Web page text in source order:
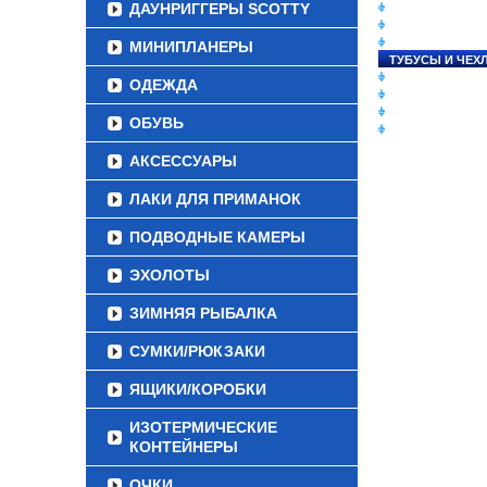
ДАУНРИГГЕРЫ SCOTTY
МИНИПЛАНЕРЫ
ОДЕЖДА
ОБУВЬ
АКСЕССУАРЫ
ЛАКИ ДЛЯ ПРИМАНОК
ПОДВОДНЫЕ КАМЕРЫ
ЭХОЛОТЫ
ЗИМНЯЯ РЫБАЛКА
СУМКИ/РЮКЗАКИ
ЯЩИКИ/КОРОБКИ
ИЗОТЕРМИЧЕСКИЕ
КОНТЕЙНЕРЫ
ТУБУСЫ И